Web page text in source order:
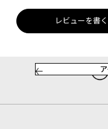
レビューを書く